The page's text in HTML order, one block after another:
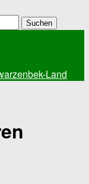
Suchen
Land